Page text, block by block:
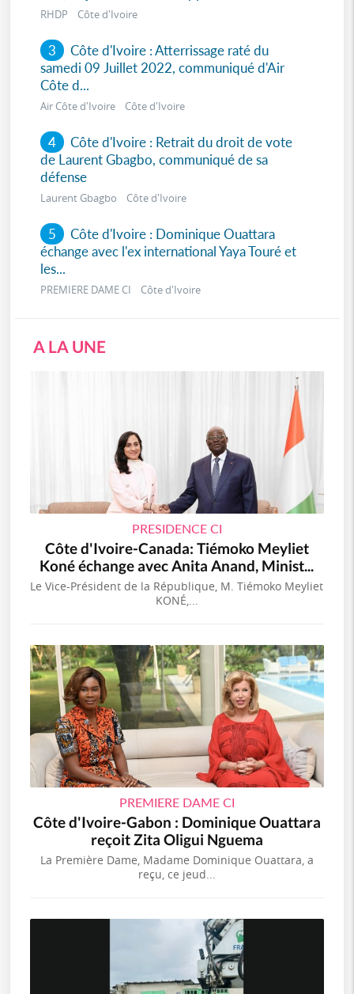
RHDP Côte d'Ivoire
3 Côte d'Ivoire : Atterrissage raté du
samedi 09 Juillet 2022, communiqué d'Air
Côte d...
Air Côte d'Ivoire Côte d'Ivoire
4 Côte d'Ivoire : Retrait du droit de vote
de Laurent Gbagbo, communiqué de sa
défense
Laurent Gbagbo Côte d'Ivoire
5 Côte d'Ivoire : Dominique Ouattara
échange avec l'ex international Yaya Touré et
les...
PREMIERE DAME CI Côte d'Ivoire
A LA UNE
PRESIDENCE CI
Côte d'Ivoire-Canada: Tiémoko Meyliet
Koné échange avec Anita Anand, Minist...
Le Vice-Président de la République, M. Tiémoko Meyliet
KONÉ,...
PREMIERE DAME CI
Côte d'Ivoire-Gabon : Dominique Ouattara
reçoit Zita Oligui Nguema
La Première Dame, Madame Dominique Ouattara, a
reçu, ce jeud...